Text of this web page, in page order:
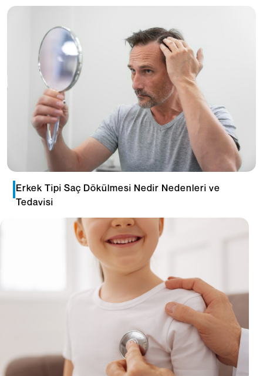
Erkek Tipi Saç Dökülmesi Nedir Nedenleri ve
Tedavisi